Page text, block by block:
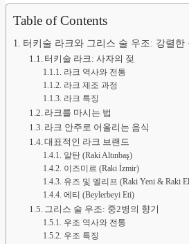
Table of Contents
터키술 라크와 그리스 술 우조: 강렬한
터키술 라크: 사자의 젖
라크 역사와 전통
라크 제조 과정
라크 특징
라크를 마시는 법
라크 안주로 어울리는 음식
대표적인 라크 브랜드
알탄 (Raki Altınbaş)
이즈미르 (Raki İzmir)
유즈 및 엘리프 (Raki Yeni & Raki
에티 (Beylerbeyi Eti)
그리스 술 우조: 중2병의 향기
우조 역사와 전통
우조 특징